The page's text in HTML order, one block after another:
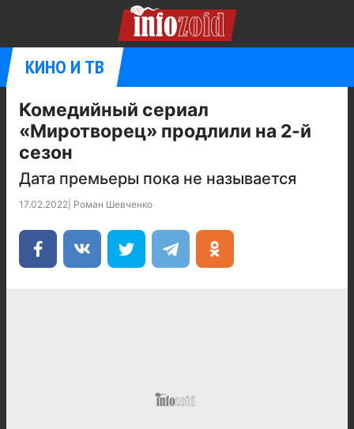
КИНО И ТВ
Комедийный сериал
«Миротворец» продлили на 2-й
сезон
Дата премьеры пока не называется
17.02.2022 Роман Шевченко